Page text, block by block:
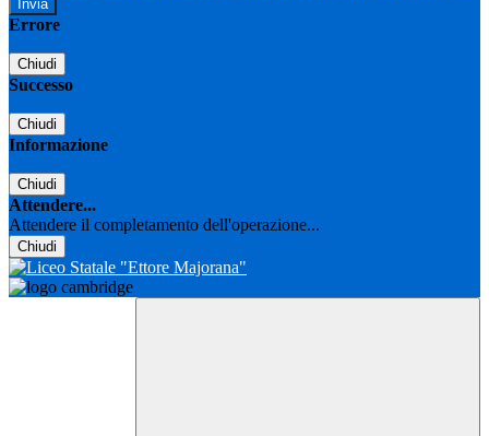
Errore
Chiudi
Successo
Chiudi
Informazione
Chiudi
Attendere...
Attendere il completamento dell'operazione...
Chiudi